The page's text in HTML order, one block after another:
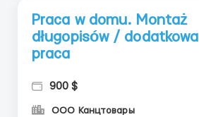
Praca w domu. Montaż
długopisów / dodatkowa
praca
900 $
ООО Канцтовары